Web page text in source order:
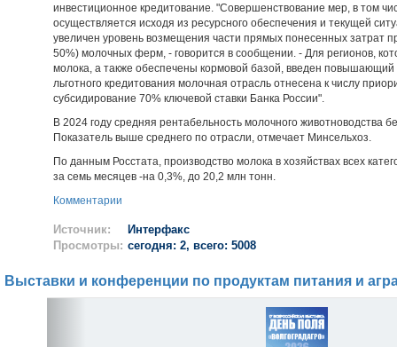
инвестиционное кредитование. "Совершенствование мер, в том
осуществляется исходя из ресурсного обеспечения и текущей
увеличен уровень возмещения части прямых понесенных затрат
50%) молочных ферм, - говорится в сообщении. - Для регионов,
молока, а также обеспечены кормовой базой, введен
льготного кредитования молочная отрасль отнесена к числу
субсидирование 70% ключевой ставки Банка России".
В 2024 году средняя рентабельность молочного животноводства
Показатель выше среднего по отрасли, отмечает Минсельхоз.
По данным Росстата, производство молока в хозяйствах всех
за семь месяцев -на 0,3%, до 20,2 млн тонн.
Комментарии
Источник:
Интерфакс
Просмотры: сегодня: 2, всего: 5008
Выставки и конференции по продуктам питания и